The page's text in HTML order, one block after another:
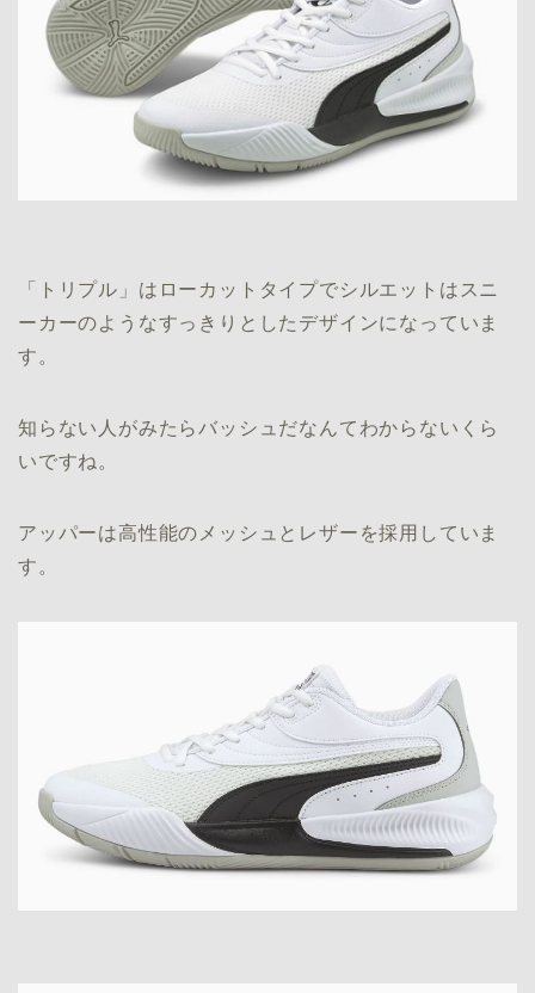
「トリプル」はローカットタイプでシルエットはスニ
ーカーのようなすっきりとしたデザインになっていま
す。
知らない人がみたらバッシュだなんてわからないくら
いですね。
アッパーは高性能のメッシュとレザーを採用していま
す。